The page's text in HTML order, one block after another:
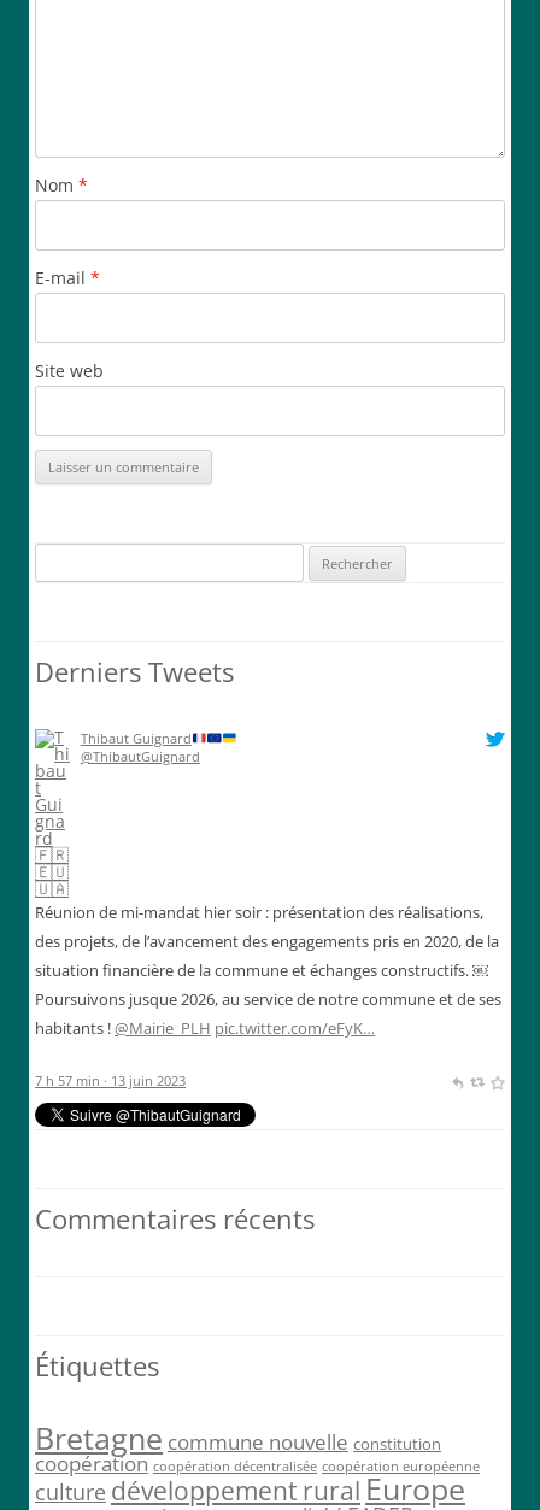
Nom *
E-mail *
Site web
Derniers Tweets
Thibaut Guignard
@ThibautGuignard
Réunion de mi-mandat hier soir : présentation des réalisations,
des projets, de l’avancement des engagements pris en 2020, de la
situation financière de la commune et échanges constructifs. ￼
Poursuivons jusque 2026, au service de notre commune et de ses
habitants !@Mairie_PLH pic.twitter.com/eFyK…
7 h 57 min · 13 juin 2023
Commentaires récents
Étiquettes
Bretagne commune nouvelle constitution
coopération coopération décentralisée coopération européenne
culture développement rural Europe